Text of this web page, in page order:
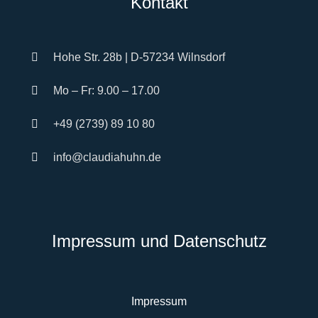
Hohe Str. 28b | D-57234 Wilnsdorf
Mo – Fr: 9.00 – 17.00
+49 (2739) 89 10 80
info@claudiahuhn.de
Impressum und Datenschutz
Impressum